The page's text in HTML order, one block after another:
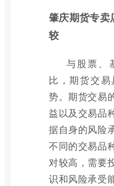
肇庆期货专卖
较
与股票、
比，期货交
势。期货交易
益以及交易品
据自身的风险
不同的交易品
对较高，需要
识和风险承受